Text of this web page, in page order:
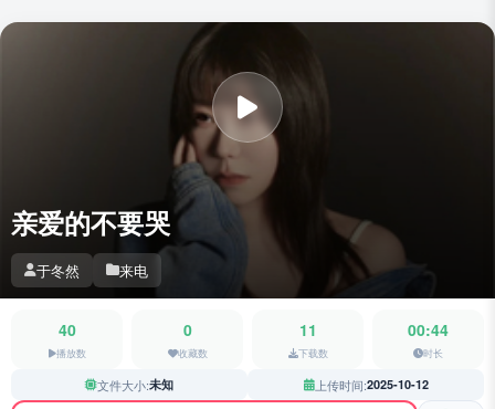
亲爱的不要哭
于冬然 来电
40
播放数
0
收藏数
11
下载数
00:44
时长
文件大小:未知 上传时间:2025-10-12